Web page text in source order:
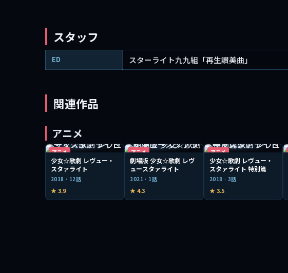
スタッフ
ED スターライト九九組「再生讃美曲」
関連作品
アニメ
アニメ
少女☆歌劇 レヴュー・
スタァライト
2018 · 12話
★ 3.9
アニメ
劇場版 少女☆歌劇 レヴ
ュースタァライト
2021 · 1話
★ 4.3
アニメ
少女☆歌劇 レヴュー・
スタァライト 特別篇
2018 · 3話
★ 3.5